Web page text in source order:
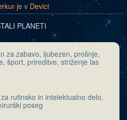
je v Devici
PLANETI
za zabavo, ljubezen, prošnje,
šport, prireditve, striženje las
rutinsko in intelektualno delo,
poseg